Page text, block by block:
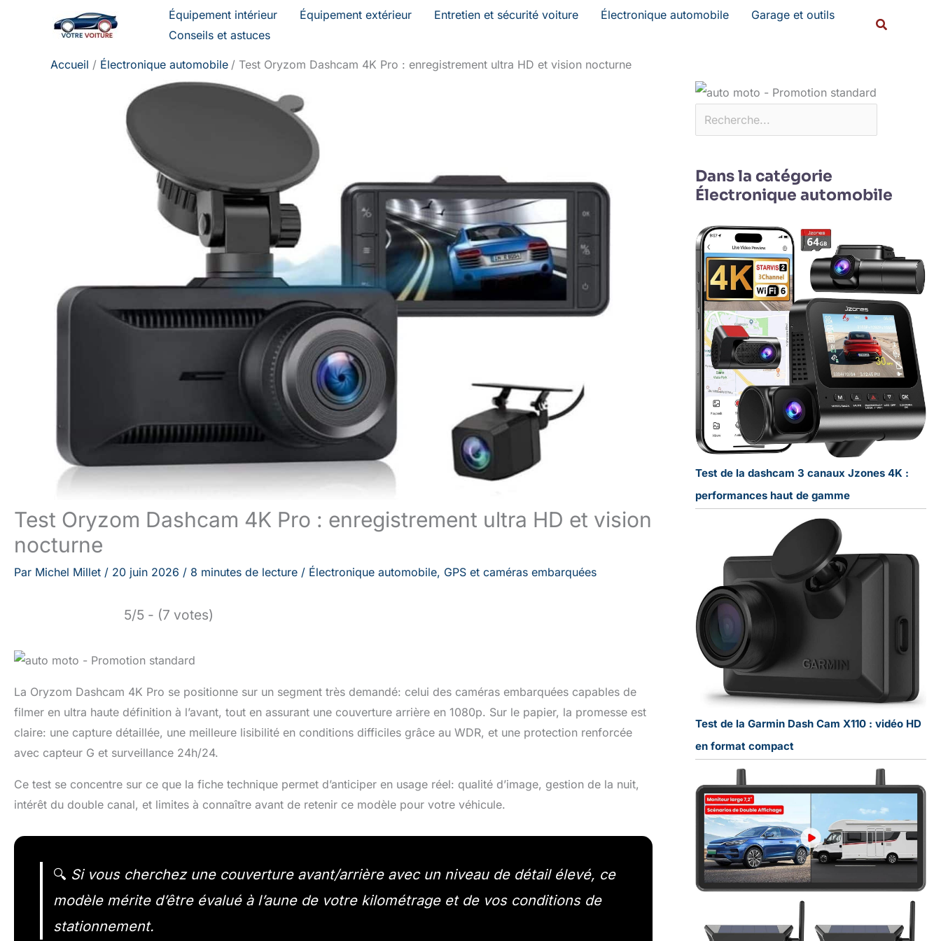
Équipement intérieur Équipement extérieur Entretien et sécurité voiture Électronique automobile
Garage et outils
Conseils et astuces
Accueil Électronique automobile Test Oryzom Dashcam 4K Pro : enregistrement ultra HD et vision nocturne
Test Oryzom Dashcam 4K Pro : enregistrement ultra HD et vision
nocturne
Par Michel Millet / 20 juin 2026 / 8 minutes de lecture / Électronique automobile, GPS et caméras embarquées
5/5 - (7 votes)
La Oryzom Dashcam 4K Pro se positionne sur un segment très demandé: celui des caméras embarquées capables de
filmer en ultra haute définition à l’avant, tout en assurant une couverture arrière en 1080p. Sur le papier, la promesse est
claire: une capture détaillée, une meilleure lisibilité en conditions difficiles grâce au WDR, et une protection renforcée
avec capteur G et surveillance 24h/24.
Ce test se concentre sur ce que la fiche technique permet d’anticiper en usage réel: qualité d’image, gestion de la nuit,
intérêt du double canal, et limites à connaître avant de retenir ce modèle pour votre véhicule.
🔍 Si vous cherchez une couverture avant/arrière avec un niveau de détail élevé, ce
modèle mérite d’être évalué à l’aune de votre kilométrage et de vos conditions de
stationnement.
Rechercher
Dans la catégorie
Électronique automobile
Test de la dashcam 3 canaux Jzones 4K :
performances haut de gamme
Test de la Garmin Dash Cam X110 : vidéo HD
en format compact